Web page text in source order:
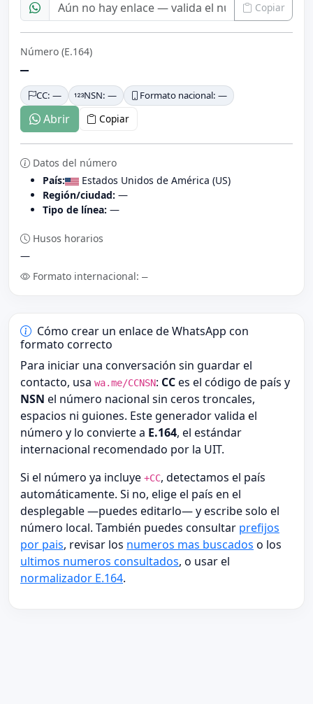
Copiar
Número (E.164)
—
CC: — NSN: — Formato nacional: —
Abrir Copiar
Datos del número
País:
Estados Unidos de América (US)
Región/ciudad: —
Tipo de línea: —
Husos horarios
—
Formato internacional: —
Cómo crear un enlace de WhatsApp con
formato correcto
Para iniciar una conversación sin guardar el
contacto, usa wa.me/CCNSN: CCes el código de país y
NSN el número nacional sin ceros troncales,
espacios ni guiones. Este generador valida el
número y lo convierte a E.164, el estándar
internacional recomendado por la UIT.
Si el número ya incluye +CC, detectamos el país
automáticamente. Si no, elige el país en el
desplegable —puedes editarlo— y escribe solo el
número local. También puedes consultar prefijos
por pais, revisar los numeros mas buscados o los
ultimos numeros consultados, o usar el
normalizador E.164.